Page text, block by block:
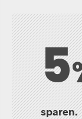
5
sparen.